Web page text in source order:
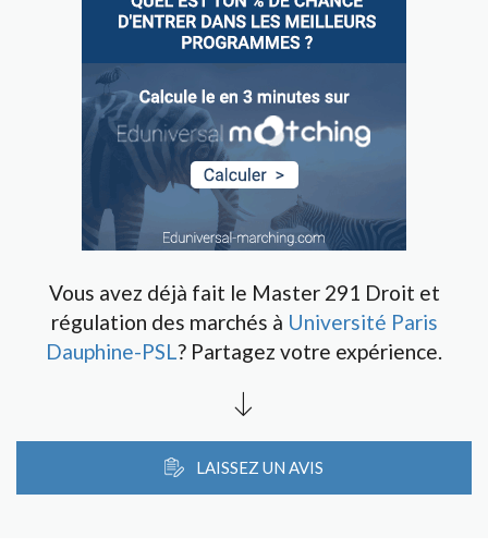
Vous avez déjà fait le Master 291 Droit et
régulation des marchés à Université Paris
Dauphine-PSL? Partagez votre expérience.
LAISSEZ UN AVIS